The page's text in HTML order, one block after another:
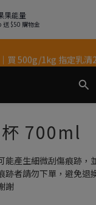
果能量
送 $50 購物金
慶｜App 下單享 5% 購
惠代碼【gopower】享
｜買 500g/1kg 指定乳清
歲慶｜App 下單享 5%
700ml
能產生細微刮傷痕跡，
跡者請勿下單，避免退
謝